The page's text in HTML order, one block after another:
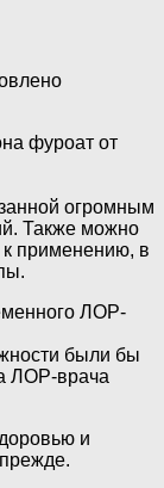
фуроат от
огромным
Также можно
к применению, в
ЛОР-
были бы
ЛОР-врача
и